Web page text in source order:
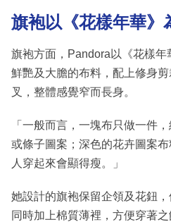
旗袍以《花樣年華》
旗袍方面，Pandora以《花樣
鮮艷及大膽的布料，配上修身
叉，整體感覺窄而長身。
「一般而言，一塊布只做一件
或條子圖案；深色的花卉圖案
人穿起來會顯得瘦。」
她設計的旗袍保留企領及花鈕
同時加上棉質薄裡，方便穿著